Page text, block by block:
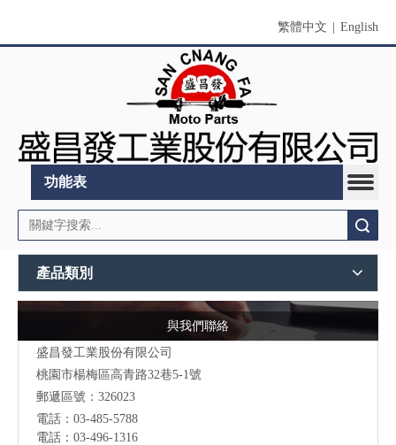
繁體中文 English
功能表
產品類別
與我們聯絡
盛昌發工業股份有限公司
桃園市楊梅區高青路32巷5-1號
郵遞區號：326023
電話：03-485-5788
電話：03-496-1316